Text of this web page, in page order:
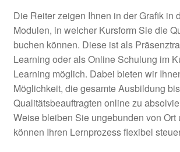
Die Reiter zeigen Ihnen in der Grafik in
Modulen, in welcher Kursform Sie die
buchen können. Diese ist als
Learning oder als Online Schulung im
Learning möglich. Dabei bieten wir
Möglichkeit, die gesamte Ausbildung
Qualitätsbeauftragten online zu
Weise bleiben Sie ungebunden von Ort
können Ihren Lernprozess flexibel